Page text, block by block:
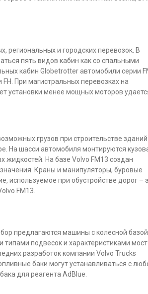
региональных и городских перевозок. В
пять видов кабин как со спальными
кабин Globetrotter автомобили серии
При магистральных перевозках на
установки менее мощных моторов
грузов при строительстве зданий
На шасси автомобиля монтируются
На базе Volvo FM13 создан
Краны и манипуляторы, буровые
используемое при обустройстве дорог –
FM13.
предлагаются машины с колесной
подвесок и характеристиками
разработок компании Volvo Trucks
баки могут устанавливаться с
для реагента AdBlue.